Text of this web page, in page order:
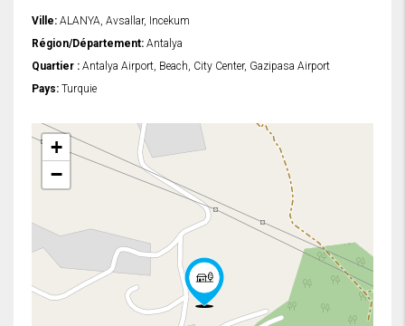
Ville: ALANYA, Avsallar, Incekum
Région/Département: Antalya
Quartier : Antalya Airport, Beach, City Center, Gazipasa Airport
Pays: Turquie
+
−